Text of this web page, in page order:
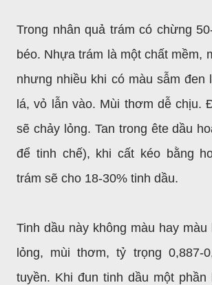
Trong nhân quả trám có chừng
béo. Nhựa trám là một chất mềm,
nhưng nhiều khi có màu sẫm đen
lá, vỏ lẫn vào. Mùi thơm dễ chịu.
sẽ chảy lỏng. Tan trong ête dầu
để tinh chế), khi cất kéo bằng
trám sẽ cho 18-30% tinh dầu.
Tinh dầu này không màu hay
lỏng, mùi thơm, tỷ trọng 0,887-
tuyền. Khi đun tinh dầu một